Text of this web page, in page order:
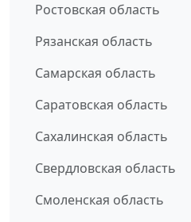
Ростовская область
Рязанская область
Самарская область
Саратовская область
Сахалинская область
Свердловская область
Смоленская область